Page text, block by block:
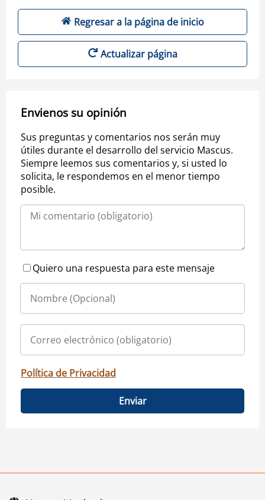
Regresar a la página de inicio
Actualizar página
Envienos su opinión
Sus preguntas y comentarios nos serán muy
útiles durante el desarrollo del servicio Mascus.
Siempre leemos sus comentarios y, si usted lo
solicita, le respondemos en el menor tiempo
posible.
Quiero una respuesta para este mensaje
Política de Privacidad
Enviar